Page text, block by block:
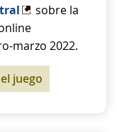
sobre la
marzo 2022.
juego